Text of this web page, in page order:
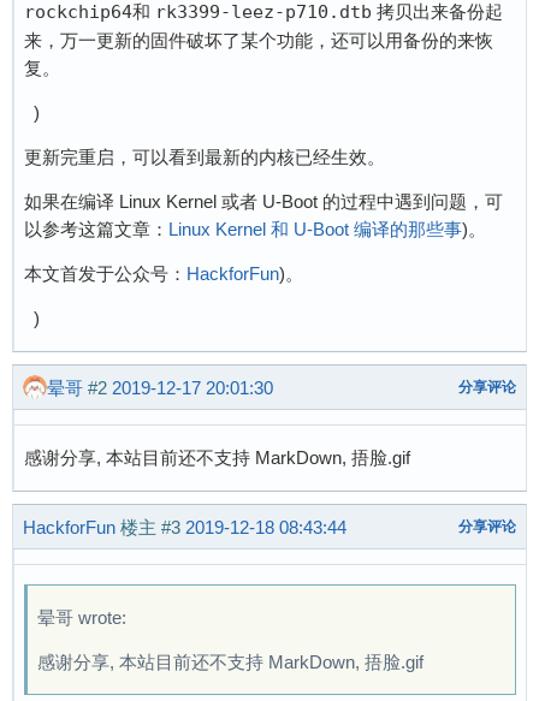
rockchip64和 rk3399-leez-p710.dtb 拷贝出来备份起
来，万一更新的固件破坏了某个功能，还可以用备份的来恢
复。
)
更新完重启，可以看到最新的内核已经生效。
如果在编译 Linux Kernel 或者 U-Boot 的过程中遇到问题，可
以参考这篇文章： Linux Kernel 和 U-Boot 编译的那些事)。
本文首发于公众号： HackforFun)。
)
晕哥 #2 2019-12-17 20:01:30 分享评论
感谢分享, 本站目前还不支持 MarkDown, 捂脸.gif
HackforFun 楼主 #3 2019-12-18 08:43:44 分享评论
晕哥 wrote:
感谢分享, 本站目前还不支持 MarkDown, 捂脸.gif